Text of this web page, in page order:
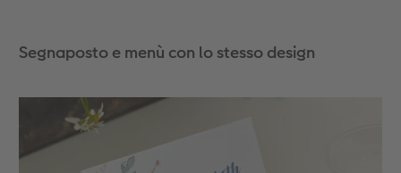
Segnaposto e menù con lo stesso design